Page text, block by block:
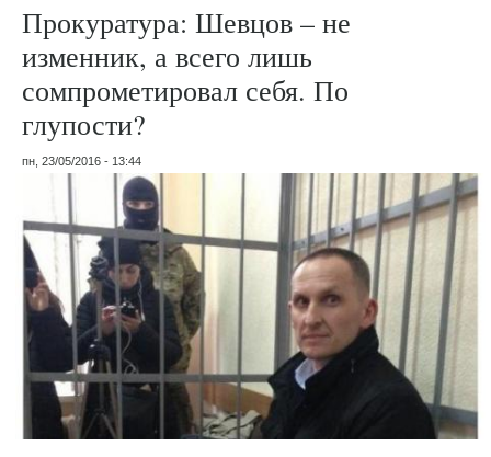
Прокуратура: Шевцов – не
изменник, а всего лишь
сомпрометировал себя. По
глупости?
пн, 23/05/2016 - 13:44